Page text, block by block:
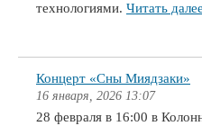
технологиями. Читать далее
Концерт «Сны Миядзаки»
16 января, 2026 13:07
28 февраля в 16:00 в